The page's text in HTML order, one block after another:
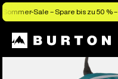
Sommer-Sale – Spare bis zu 50 % –